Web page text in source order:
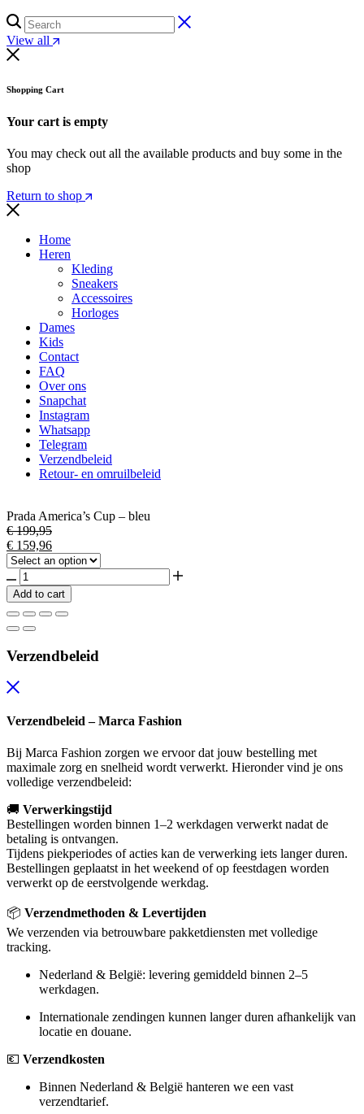
View all
Shopping Cart
Your cart is empty
You may check out all the available products and buy some in the
shop
Return to shop
Home
Heren
Kleding
Sneakers
Accessoires
Horloges
Dames
Kids
Contact
FAQ
Over ons
Snapchat
Instagram
Whatsapp
Telegram
Verzendbeleid
Retour- en omruilbeleid
Prada America’s Cup – bleu
€199,95
€ 159,96
Prada
America's
Cup
-
bleu
quantity
Add to cart
Verzendbeleid
Verzendbeleid – Marca Fashion
Bij Marca Fashion zorgen we ervoor dat jouw bestelling met
maximale zorg en snelheid wordt verwerkt. Hieronder vind je ons
volledige verzendbeleid:
🚚 Verwerkingstijd
Bestellingen worden binnen 1–2 werkdagen verwerkt nadat de
betaling is ontvangen.
Tijdens piekperiodes of acties kan de verwerking iets langer duren.
Bestellingen geplaatst in het weekend of op feestdagen worden
verwerkt op de eerstvolgende werkdag.
📦 Verzendmethoden & Levertijden
We verzenden via betrouwbare pakketdiensten met volledige
tracking.
Nederland & België: levering gemiddeld binnen 2–5
werkdagen.
Internationale zendingen kunnen langer duren afhankelijk van
locatie en douane.
💶 Verzendkosten
Binnen Nederland & België hanteren we een vast
verzendtarief.